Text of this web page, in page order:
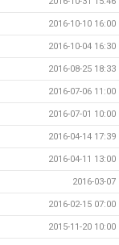
2016-10-10 16:00
2016-10-04 16:30
2016-08-25 18:33
2016-07-06 11:00
2016-07-01 10:00
2016-04-14 17:39
2016-04-11 13:00
2016-03-07
2016-02-15 07:00
2015-11-20 10:00